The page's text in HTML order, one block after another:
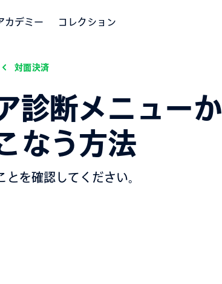
カデミー コレクション
対面決済
診断メニュー
なう方法
を確認してください。